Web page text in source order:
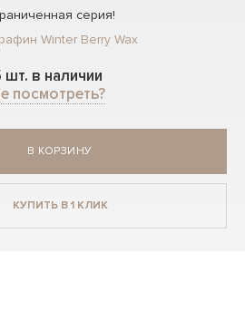
серия!
Winter Berry Wax
шт. в наличии
посмотреть?
В КОРЗИНУ
КУПИТЬ В 1 КЛИК